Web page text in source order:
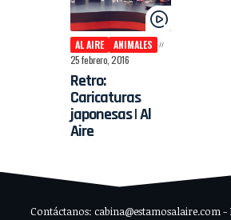
AL AIRE
ANIMALES
25 febrero, 2016
Retro:
Caricaturas
japonesas | Al
Aire
Contáctanos: cabina@estamosalaire.com